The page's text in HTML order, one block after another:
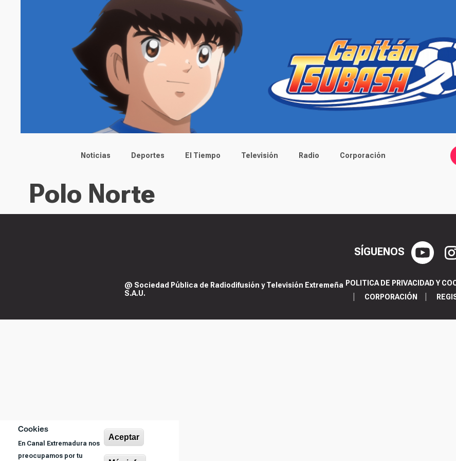
Cookies
En Canal Extremadura nos
preocupamos por tu
Aceptar
Main menu
Noticias Deportes El Tiempo Televisión Radio Corporación
Polo Norte
SÍGUENOS
@ Sociedad Pública de Radiodifusión y Televisión Extremeña
S.A.U.
POLITICA DE PRIVACIDAD Y
CORPORACIÓN